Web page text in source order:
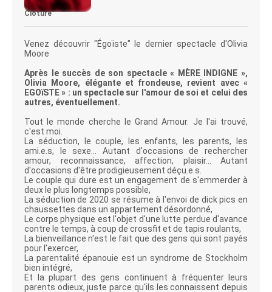
Clôturé
Venez découvrir "Égoïste" le dernier spectacle d'Olivia
Moore
Après le succès de son spectacle « MÈRE INDIGNE »,
Olivia Moore, élégante et frondeuse, revient avec «
EGOïSTE » : un spectacle sur l'amour de soi et celui des
autres, éventuellement.
Tout le monde cherche le Grand Amour. Je l'ai trouvé,
c'est moi.
La séduction, le couple, les enfants, les parents, les
ami.e.s, le sexe... Autant d'occasions de rechercher
amour, reconnaissance, affection, plaisir... Autant
d'occasions d'être prodigieusement déçu.e.s.
Le couple qui dure est un engagement de s'emmerder à
deux le plus longtemps possible,
La séduction de 2020 se résume à l'envoi de dick pics en
chaussettes dans un appartement désordonné,
Le corps physique est l'objet d'une lutte perdue d'avance
contre le temps, à coup de crossfit et de tapis roulants,
La bienveillance n'est le fait que des gens qui sont payés
pour l'exercer,
La parentalité épanouie est un syndrome de Stockholm
bien intégré,
Et la plupart des gens continuent à fréquenter leurs
parents odieux, juste parce qu'ils les connaissent depuis